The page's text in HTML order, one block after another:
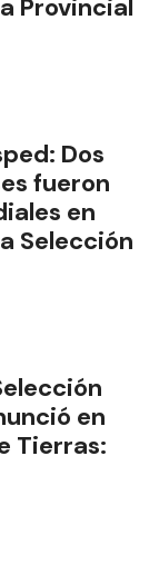
Provincial
Dos
fueron
en
Selección
en
Tierras: